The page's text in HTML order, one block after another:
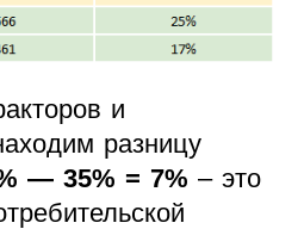
и
разницу
— 35% = 7% – это